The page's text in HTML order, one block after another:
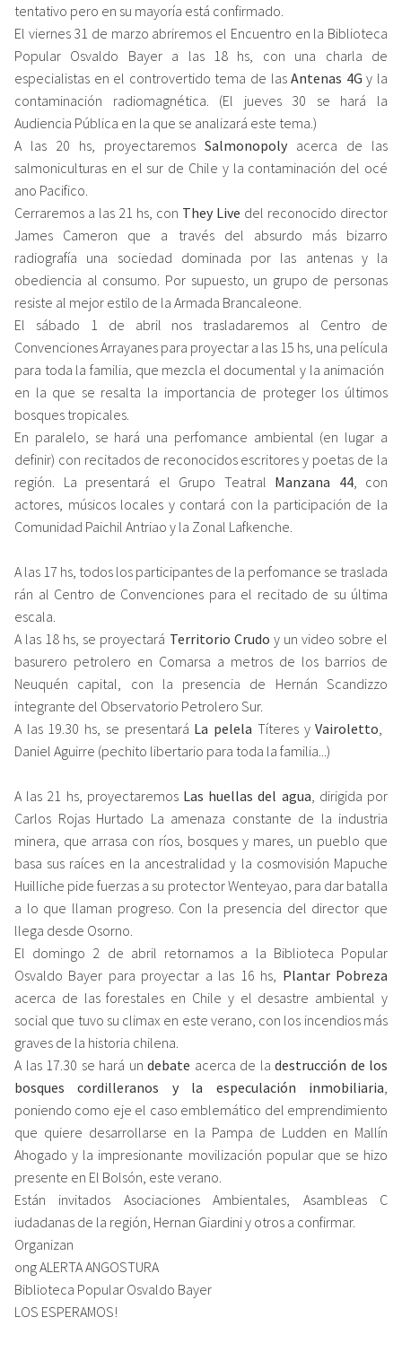
tentativo pero ​en su mayor​ía ​está confirmado​.​
El viernes 31 de marzo abriremos el Encuentro en la Biblioteca
Popular Osvaldo Bayer a las 18 hs​,​ con una charla ​de
especialistas en el controvertido tema de lasAntenas 4G y la
contaminación radiomagn​é​tica.​ (El ​jueves 30 se hará la
Audiencia ​P​ública ​en la que se analizará este tema.​)​
A las 20 hs​,​ proyectaremos Salmonopoly acerca de las
salmoniculturas en el sur de Chile y la contaminación del oc​é​
ano Pacifico.
Cerraremos a las 21 hs​,​ con They Live del reconocido director
James Cameron que a trav​é​s del absurdo m​á​s bizarro
radiografía una sociedad dominada por las antenas y la
obediencia al consumo. Por supuesto​,​ un grupo de personas
resiste al mejor estilo de la Armada Brancaleone.
El sábado 1 de abril nos trasladaremos al Centro de
Convenciones Arrayanes para proyectar a las 15 hs​,​ una pel​í​cula
para toda la familia​,​ que mezcla el documental y la animaci​ó​n ​
en la que se resalta la importancia de prote​g​er los últimos
bosques tropicales.​
En paralelo​,​ se hará una perfomance ambiental (en lugar a
definir) con recitados de reconocidos escritores y poetas de la
región​. La presentará el Grupo Teatral ​​ Manzana 44,​ con
actores, músicos locales y con​tará con la​ participación de la
Comunidad Paichil Antriao y la ​Z​onal Lafkenche​.
A las 17 hs​,​ todos los participantes de la perfomance se traslada​
rán al Centro de Convenciones para el recitado de ​su última
escala.
A las 18 hs​, se proyectará Territorio Crudo ​y un ​video sobre el
basurero petrolero en Comarsa a metros de los barrios de
Neuqu​én capital, con la presencia de Hern​án Scandizzo
integrante de​l Observatorio Petrolero Sur.
A las 19.30 hs​,​ ​se presentará La pelela T​í​teres yVairoletto
Daniel Aguirre (pechito libertario para toda la familia.​..)
​A las ​21 hs​,​ proyectaremos ​​Las huellas del agua ​,​ dirigida por
Carlos Rojas Hurtado La amenaza constante de la industria
minera, que arrasa con ríos, bosques y mares, un pueblo que
basa sus raíces en la ancestralidad y la cosmovisión Mapuche
Huilliche pide fuerzas ​a su protector Wenteyao, para dar batalla
a lo​ que​ llaman progreso. Con la presencia del director que
llega desde Osorno.
El domingo 2 de abril retornamos a la Biblioteca ​Popular
Osvaldo ​Bayer para proyectar a las 16 hs​,​ Plantar Pobreza
acerca de las forestales en Chile y el desastre ambiental y
social que tuvo su cl​imax en este verano​,​ con los incendios m​á​s
graves de la historia chilena.
A las 17​.​30 se hará un debate acerca de la destrucción de los
bosques cordilleranos y la especulación inmobiliaria
poniendo como eje el caso emblemático del emprendimiento
que quiere desarrollarse en la Pampa de Ludden en Mall​í​n
Ahogado y la impresionante movilización popular que se hizo
presente en ​El ​Bols​ó​n​, ​este verano​.
Están invitados​ Asociaciones Ambientales, ​A​sambleas C​
iudadanas​ de la región​, Hernan Giardini y otros a confirmar​.​
Organizan
​ong ALERTA ANGOSTURA
Biblioteca Popular Osvaldo Bayer
LOS ESPERAMOS!